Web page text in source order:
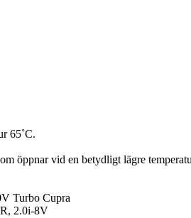
65˚C.
öppnar vid en betydligt lägre
Turbo Cupra
2.0i-8V